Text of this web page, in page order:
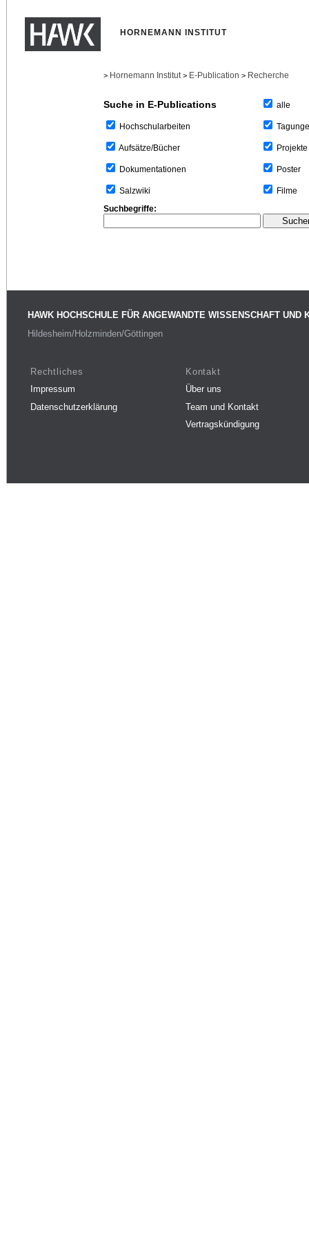
HORNEMANN INSTITUT
> Hornemann Institut > E-Publication > Recherche
Suche in E-Publications
Hochschularbeiten
Aufsätze/Bücher
Dokumentationen
Salzwiki
alle
Projekte
Poster
Filme
Suchbegriffe:
HAWK HOCHSCHULE FÜR ANGEWANDTE WISSENSCHAFT UND
Hildesheim/Holzminden/Göttingen
Rechtliches
Impressum
Datenschutzerklärung
Kontakt
Über uns
Team und Kontakt
Vertragskündigung